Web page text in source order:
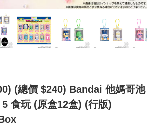
(總價 $240) Bandai 他媽哥池
食玩 (原盒12盒) (行版)